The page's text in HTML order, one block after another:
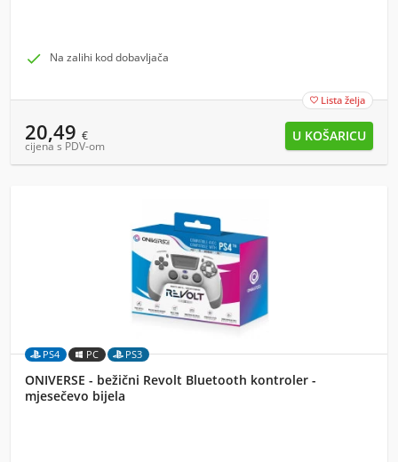
 Na zalihi kod dobavljača
 Lista želja
20,49 €
cijena s PDV-om
PS4 PC PS3
ONIVERSE - bežični Revolt Bluetooth kontroler -
mjesečevo bijela